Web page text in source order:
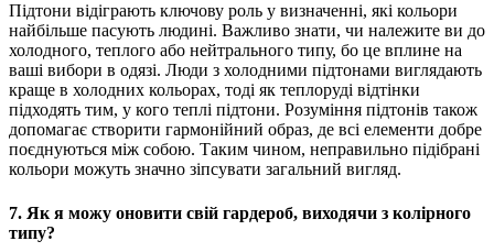
Підтони відіграють ключову роль у визначенні, які кольори
найбільше пасують людині. Важливо знати, чи належите ви до
холодного, теплого або нейтрального типу, бо це вплине на
ваші вибори в одязі. Люди з холодними підтонами виглядають
краще в холодних кольорах, тоді як теплоруді відтінки
підходять тим, у кого теплі підтони. Розуміння підтонів також
допомагає створити гармонійний образ, де всі елементи добре
поєднуються між собою. Таким чином, неправильно підібрані
кольори можуть значно зіпсувати загальний вигляд.
7. Як я можу оновити свій гардероб, виходячи з колірного
типу?